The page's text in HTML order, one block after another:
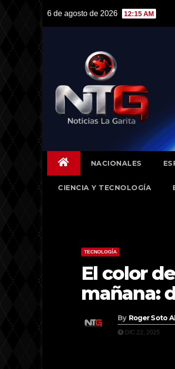
Skip
6 de agosto de 2026 12:15 AM
NACIONALES
CIENCIA Y TECNOLOGÍA
TECNOLOGÍA
El color
mañana:
By Roger Soto
DIC 22, 2025